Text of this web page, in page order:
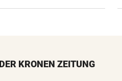
KRONEN ZEITUNG